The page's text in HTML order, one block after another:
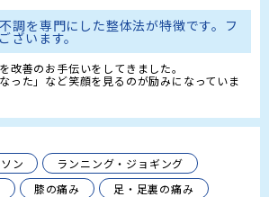
調を専門にした整体法が特徴です。フ
ざいます。
改善のお手伝いをしてきました。
った」など笑顔を見るのが励みになっていま
ン
ランニング・ジョギング
膝の痛み
足・足裏の痛み